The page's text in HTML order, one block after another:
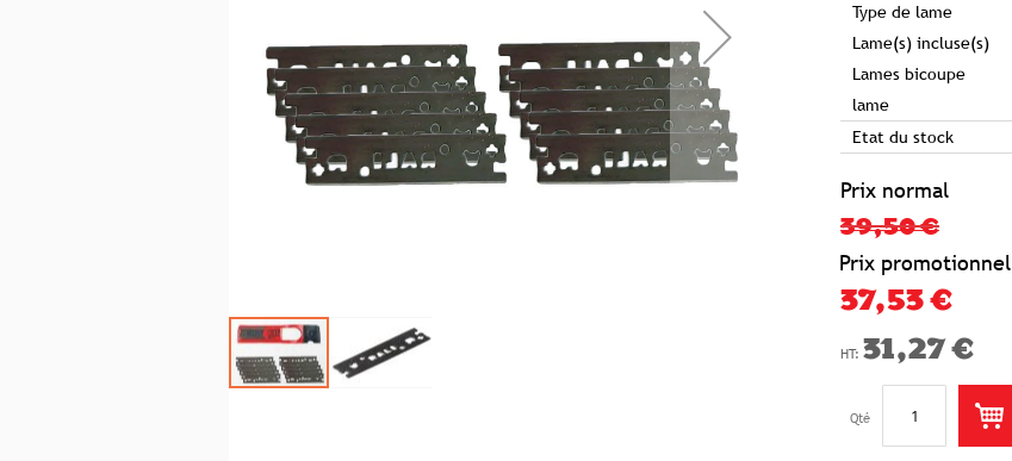
Type de lame
Lame(s) incluse(s)
Lames bicoupe
lame
Etat du stock
Prix normal
39,50 €
Prix promotionnel
37,53 €
31,27 €
Qté